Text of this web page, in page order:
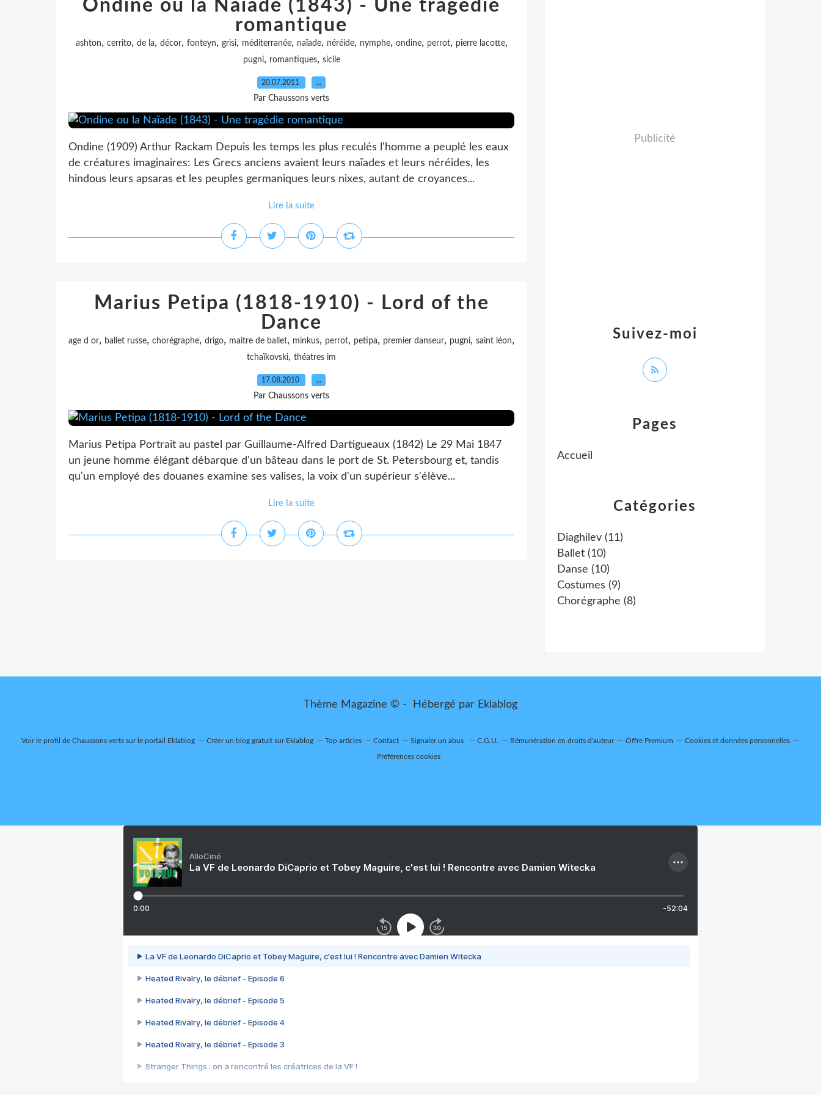
Ondine ou la Naïade (1843) - Une tragédie
romantique
ashton, cerrito, de la, décor, fonteyn, grisi, méditerranée, naïade, néréide, nymphe, ondine, perrot, pierre lacotte,
pugni, romantiques, sicile
20.07.2011 …
Par Chaussons verts
Ondine (1909) Arthur Rackam Depuis les temps les plus reculés l'homme a peuplé les eaux
de créatures imaginaires: Les Grecs anciens avaient leurs naïades et leurs néréides, les
hindous leurs apsaras et les peuples germaniques leurs nixes, autant de croyances...
Lire la suite
Marius Petipa (1818-1910) - Lord of the
Dance
age d or, ballet russe, chorégraphe, drigo, maitre de ballet, minkus, perrot, petipa, premier danseur, pugni, saint léon,
tchaïkovski, théatres im
17.08.2010 …
Par Chaussons verts
Marius Petipa Portrait au pastel par Guillaume-Alfred Dartigueaux (1842) Le 29 Mai 1847
un jeune homme élégant débarque d'un bâteau dans le port de St. Petersbourg et, tandis
qu'un employé des douanes examine ses valises, la voix d'un supérieur s'élève...
Lire la suite Catégories
Diaghilev (11)
Ballet (10)
Danse (10)
Costumes (9)
Chorégraphe (8)
Pages
Accueil
Suivez-moi
Publicité
Thème Magazine © - Hébergé par Eklablog
Voir le profil de Chaussons verts sur le portail Eklablog Créer un blog gratuit sur Eklablog Top articles Contact Signaler un abus C.G.U. Rémunération en droits d'auteur Offre Premium Cookies et données personnelles
Préférences cookies
AlloCiné
La VF de Leonardo DiCaprio et Tobey Maguire, c'est lui ! Rencontre avec Damien Witecka
0:00 -52:04
La VF de Leonardo DiCaprio et Tobey Maguire, c'est lui ! Rencontre avec Damien Witecka
Heated Rivalry, le débrief - Episode 6
Heated Rivalry, le débrief - Episode 5
Heated Rivalry, le débrief - Episode 4
Heated Rivalry, le débrief - Episode 3
Stranger Things : on a rencontré les créatrices de la VF !